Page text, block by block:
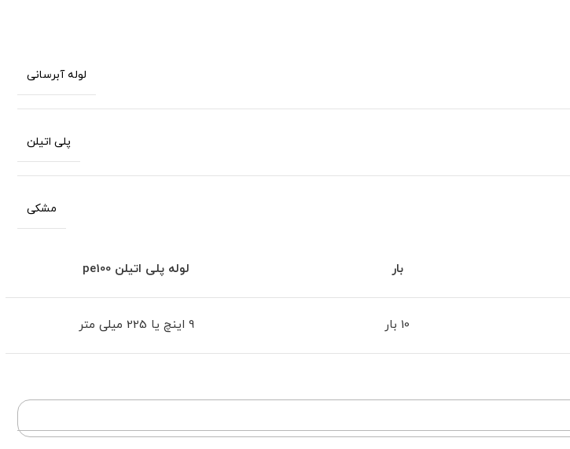
لوله آبرسانی
پلی اتیلن
مشکی
بار لوله پلی اتیلن pe100
10 بار 9 اینچ یا 225 میلی متر